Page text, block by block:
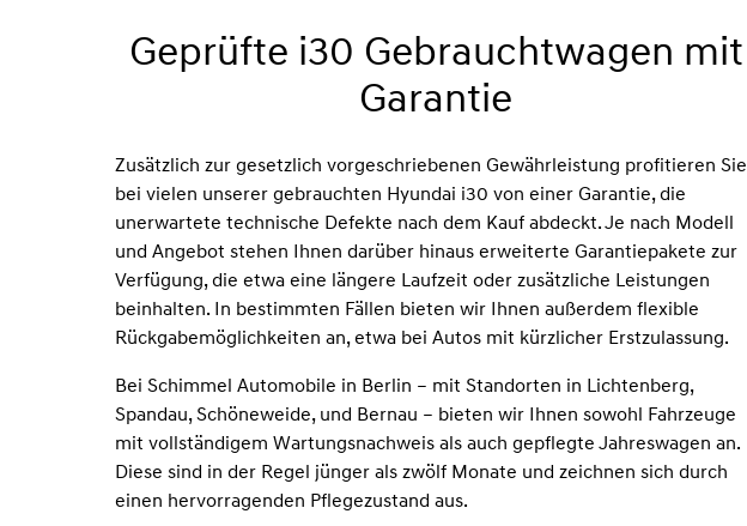
Geprüfte i30 Gebrauchtwagen mit
Garantie
Zusätzlich zur gesetzlich vorgeschriebenen Gewährleistung profitieren Sie
bei vielen unserer gebrauchten Hyundai i30 von einer Garantie, die
unerwartete technische Defekte nach dem Kauf abdeckt. Je nach Modell
und Angebot stehen Ihnen darüber hinaus erweiterte Garantiepakete zur
Verfügung, die etwa eine längere Laufzeit oder zusätzliche Leistungen
beinhalten. In bestimmten Fällen bieten wir Ihnen außerdem flexible
Rückgabemöglichkeiten an, etwa bei Autos mit kürzlicher Erstzulassung.
Bei Schimmel Automobile in Berlin – mit Standorten in Lichtenberg,
Spandau, Schöneweide, und Bernau – bieten wir Ihnen sowohl Fahrzeuge
mit vollständigem Wartungsnachweis als auch gepflegte Jahreswagen an.
Diese sind in der Regel jünger als zwölf Monate und zeichnen sich durch
einen hervorragenden Pflegezustand aus.